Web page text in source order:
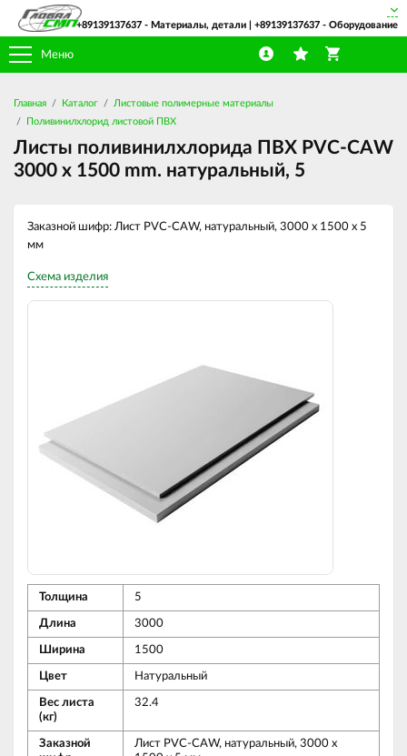
Меню
+89139137637 - Материалы, детали | +89139137637 - Оборудование
Главная Каталог
Листовые полимерные материалы
Поливинилхлорид листовой ПВХ
Листы поливинилхлорида ПВХ PVC-CAW
3000 х 1500 mm. натуральный, 5
Заказной шифр: Лист PVC-CAW, натуральный, 3000 х 1500 х 5
мм
Схема изделия
Толщина 5
Длина 3000
Ширина 1500
Цвет Натуральный
Вес листа
(кг)
32.4
Заказной
Лист PVC-CAW, натуральный, 3000 х